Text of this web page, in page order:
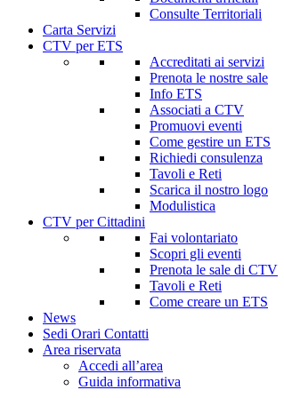
Consulte Territoriali
Carta Servizi
CTV per ETS
Accreditati ai servizi
Prenota le nostre sale
Info ETS
Associati a CTV
Promuovi eventi
Come gestire un ETS
Richiedi consulenza
Tavoli e Reti
Scarica il nostro logo
Modulistica
CTV per Cittadini
Fai volontariato
Scopri gli eventi
Prenota le sale di CTV
Tavoli e Reti
Come creare un ETS
News
Sedi Orari Contatti
Area riservata
Accedi all’area
Guida informativa